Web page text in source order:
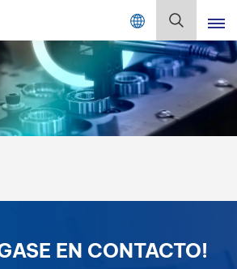
English
Français
Español
EN CONTACTO!